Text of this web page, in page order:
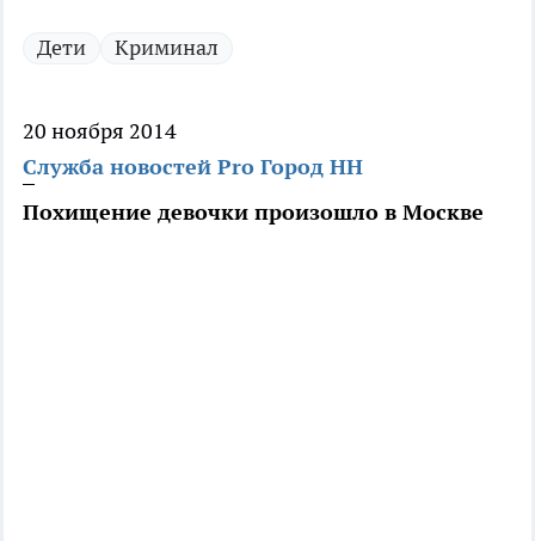
Дети Криминал
20 ноября 2014
Служба новостей Pro Город НН
Похищение девочки произошло в Москве